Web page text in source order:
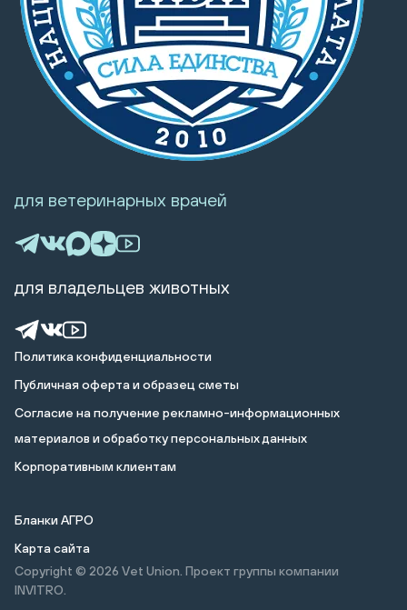
Политика конфиденциальности
Публичная оферта и образец сметы
Cогласие на получение рекламно-информационных
материалов и обработку персональных данных
Корпоративным клиентам
Бланки АГРО
Карта сайта
Copyright © 2026 Vet Union. Проект группы компании
INVITRO.
для ветеринарных врачей
для владельцев животных